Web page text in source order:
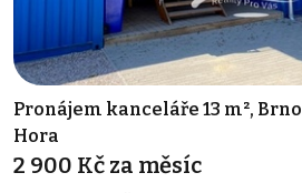
Pronájem kanceláře 13 m²,
Hora
2 900 Kč za měsíc